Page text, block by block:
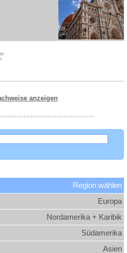
anzeigen
Region wählen
Europa
Nordamerika + Karibik
Südamerika
Asien